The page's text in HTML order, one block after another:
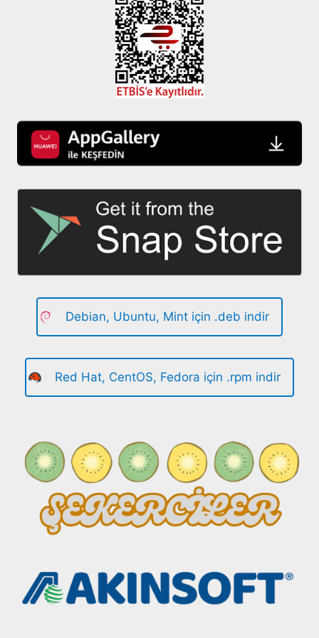
Debian, Ubuntu, Mint için .deb indir
Red Hat, CentOS, Fedora için .rpm indir